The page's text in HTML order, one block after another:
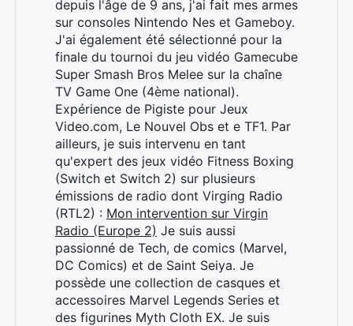
depuis l'âge de 9 ans, j'ai fait mes armes
sur consoles Nintendo Nes et Gameboy.
J'ai également été sélectionné pour la
finale du tournoi du jeu vidéo Gamecube
Super Smash Bros Melee sur la chaîne
TV Game One (4ème national).
Expérience de Pigiste pour Jeux
Video.com, Le Nouvel Obs et e TF1. Par
ailleurs, je suis intervenu en tant
qu'expert des jeux vidéo Fitness Boxing
(Switch et Switch 2) sur plusieurs
émissions de radio dont Virging Radio
(RTL2) : Mon intervention sur Virgin
Radio (Europe 2) Je suis aussi
passionné de Tech, de comics (Marvel,
DC Comics) et de Saint Seiya. Je
possède une collection de casques et
accessoires Marvel Legends Series et
des figurines Myth Cloth EX. Je suis
Rechercher
: